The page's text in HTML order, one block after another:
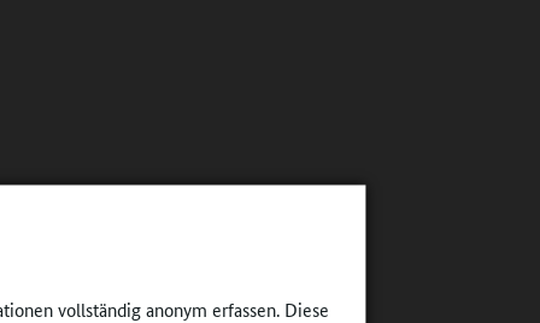
vollständig anonym erfassen. Diese